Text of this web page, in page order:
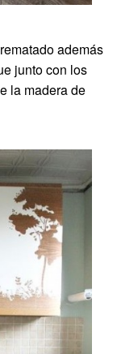
además
junto con los
la madera de